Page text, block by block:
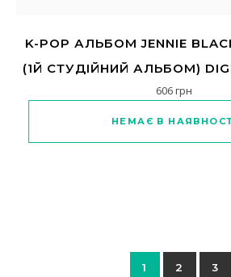
K-POP АЛЬБОМ JENNIE
(1Й СТУДІЙНИЙ АЛЬБОМ)
606грн
НЕМАЄ В
1 2 3